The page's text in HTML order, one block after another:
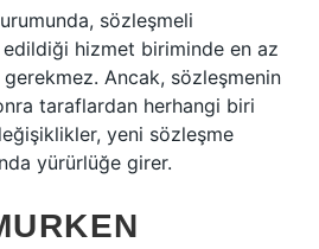
sözleşmeli
hizmet biriminde en az
gerekmez. Ancak, sözleşmenin
taraflardan herhangi biri
yeni sözleşme
yürürlüğe girer.